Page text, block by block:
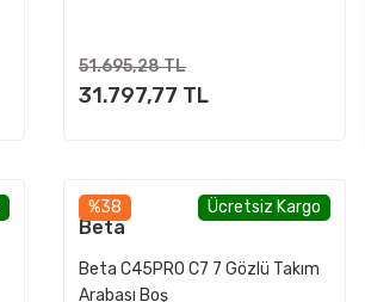
51.695,28 TL
31.797,77 TL
%38 Ücretsiz Kargo
Beta
Beta C45PRO C7 7 Gözlü Takım
Arabası Boş